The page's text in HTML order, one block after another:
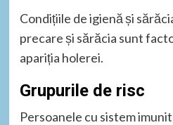
Condițiile de igienă și
precare și sărăcia sunt
apariția holerei.
Grupurile de risc
Persoanele cu sistem